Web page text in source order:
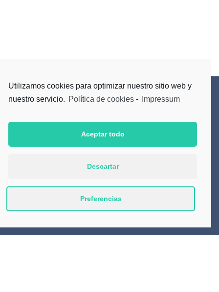
Suscríbete a nuestro Newsletter
Acepto laPolítica de Privacidad
Utilizamos cookies para optimizar nuestro sitio web y
nuestro servicio. Política de cookies - Impressum
Aceptar todo
Descartar
Preferencias